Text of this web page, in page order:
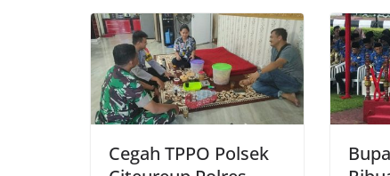
Cegah TPPO Polsek